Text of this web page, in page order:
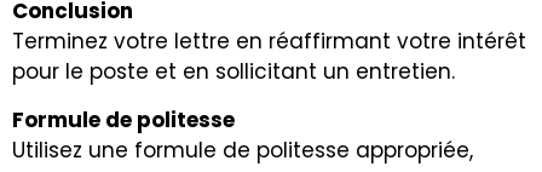
Conclusion
Terminez votre lettre en réaffirmant votre intérêt
pour le poste et en sollicitant un entretien.
Formule de politesse
Utilisez une formule de politesse appropriée,